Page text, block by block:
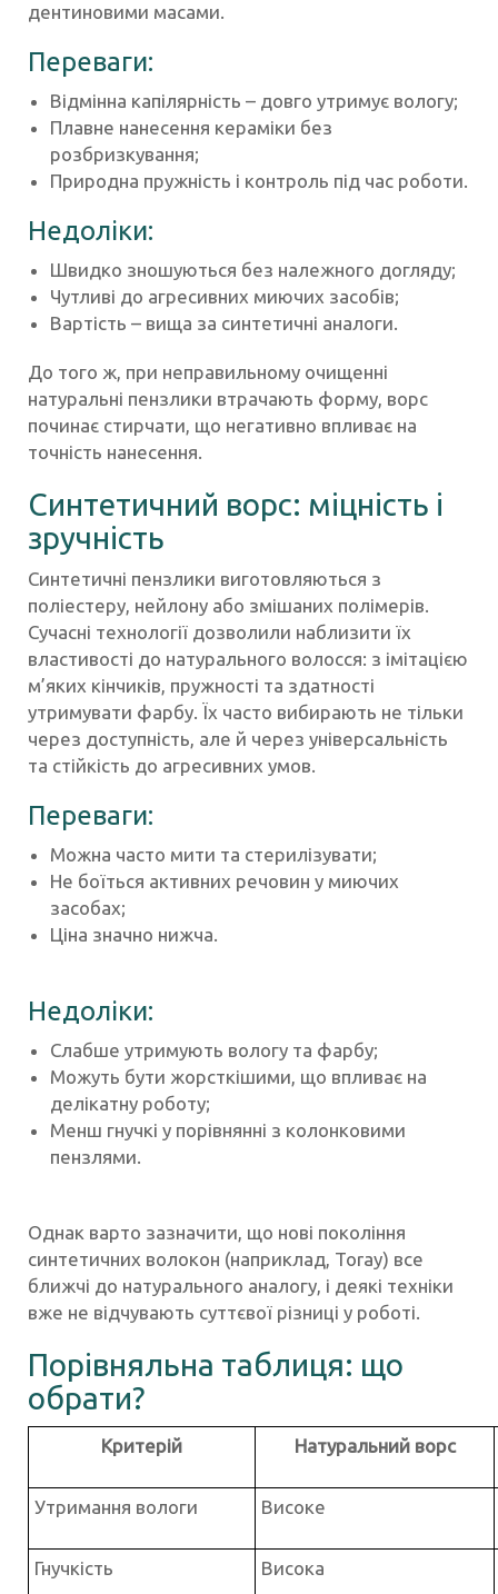
дентиновими масами.
Переваги:
Відмінна капілярність – довго утримує вологу;
Плавне нанесення кераміки без
розбризкування;
Природна пружність і контроль під час роботи.
Недоліки:
Швидко зношуються без належного догляду;
Чутливі до агресивних миючих засобів;
Вартість – вища за синтетичні аналоги.
До того ж, при неправильному очищенні
натуральні пензлики втрачають форму, ворс
починає стирчати, що негативно впливає на
точність нанесення.
Синтетичний ворс: міцність і
зручність
Синтетичні пензлики виготовляються з
поліестеру, нейлону або змішаних полімерів.
Сучасні технології дозволили наблизити їх
властивості до натурального волосся: з імітацією
м’яких кінчиків, пружності та здатності
утримувати фарбу. Їх часто вибирають не тільки
через доступність, але й через універсальність
та стійкість до агресивних умов.
Переваги:
Можна часто мити та стерилізувати;
Не боїться активних речовин у миючих
засобах;
Ціна значно нижча.
Недоліки:
Слабше утримують вологу та фарбу;
Можуть бути жорсткішими, що впливає на
делікатну роботу;
Менш гнучкі у порівнянні з колонковими
пензлями.
Однак варто зазначити, що нові покоління
синтетичних волокон (наприклад, Toray) все
ближчі до натурального аналогу, і деякі техніки
вже не відчувають суттєвої різниці у роботі.
Порівняльна таблиця: що
обрати?
Критерій Натуральний ворс
Утримання вологи Високе
Гнучкість Висока